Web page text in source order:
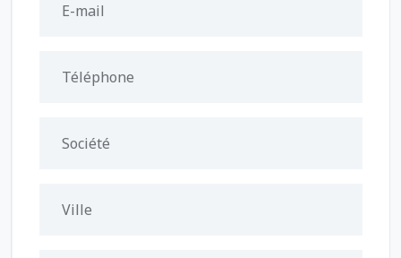
E-mail
Téléphone
Société
Ville